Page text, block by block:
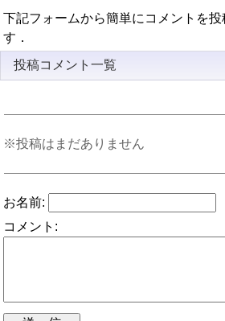
下記フォームから簡単にコメントを投
す．
投稿コメント一覧
※投稿はまだありません
お名前:
コメント: